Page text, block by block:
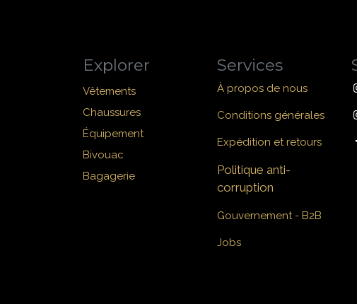
Explorer
Vêtements
Chaussures
Équipement
Bivouac
Bagagerie
Services
À propos de nous
Conditions générales
Expédition et retours
Politique anti-
corruption
Gouvernement - B2B
Jobs